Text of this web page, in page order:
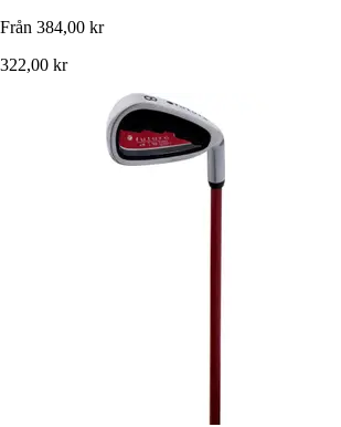
Från 384,00 kr
322,00 kr